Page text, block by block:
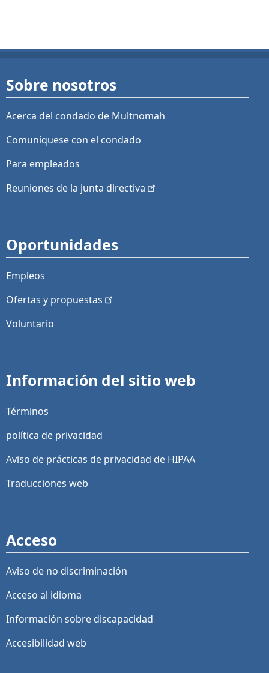
Sobre nosotros
Acerca del condado de Multnomah
Comuníquese con el condado
Para empleados
Reuniones de la junta directiva
Oportunidades
Empleos
Ofertas y propuestas
Voluntario
Información del sitio web
Términos
política de privacidad
Aviso de prácticas de privacidad de HIPAA
Traducciones web
Acceso
Aviso de no discriminación
Acceso al idioma
Información sobre discapacidad
Accesibilidad web